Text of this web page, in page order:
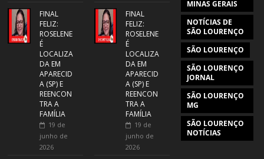
FINAL
FELIZ:
ROSELENE
É
LOCALIZA
DA EM
APARECID
A (SP) E
REENCON
TRA A
FAMÍLIA
19 de
junho de
2026
FINAL
FELIZ:
ROSELENE
É
LOCALIZA
DA EM
APARECID
A (SP) E
REENCON
TRA A
FAMÍLIA
19 de
junho de
2026
MINAS GERAIS
NOTÍCIAS DE
SÃO LOURENÇO
SÃO LOURENÇO
SÃO LOURENÇO
JORNAL
SÃO LOURENÇO
MG
SÃO LOURENÇO
NOTÍCIAS